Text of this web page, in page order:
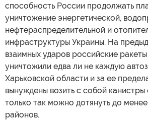
способность России продолжать
уничтожение энергетической,
нефтераспределительной и
инфраструктуры Украины. На
взаимных ударов российские
уничтожили едва ли не каждую
Харьковской области и за ее
вынуждены возить с собой
только так можно дотянуть до
районов.